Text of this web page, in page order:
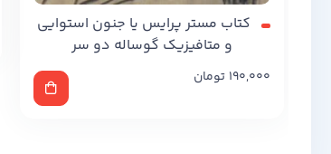
کتاب مستر پرایس یا جنون استوایی
و متافیزیک گوساله دو سر
190,000 تومان